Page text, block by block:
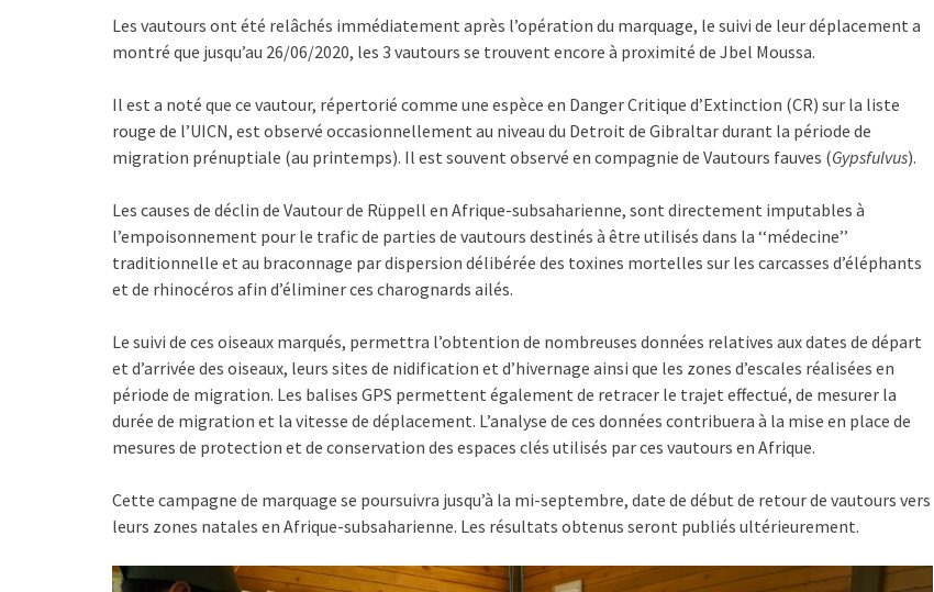
Les vautours ont été relâchés immédiatement après l’opération du marquage, le suivi de leur déplacement a
montré que jusqu’au 26/06/2020, les 3 vautours se trouvent encore à proximité de Jbel Moussa.
Il est a noté que ce vautour, répertorié comme une espèce en Danger Critique d’Extinction (CR) sur la liste
rouge de l’UICN, est observé occasionnellement au niveau du Detroit de Gibraltar durant la période de
migration prénuptiale (au printemps). Il est souvent observé en compagnie de Vautours fauves (Gypsfulvus).
Les causes de déclin de Vautour de Rüppell en Afrique-subsaharienne, sont directement imputables à
l’empoisonnement pour le trafic de parties de vautours destinés à être utilisés dans la ‘‘médecine’’
traditionnelle et au braconnage par dispersion délibérée des toxines mortelles sur les carcasses d’éléphants
et de rhinocéros afin d’éliminer ces charognards ailés.
Le suivi de ces oiseaux marqués, permettra l’obtention de nombreuses données relatives aux dates de départ
et d’arrivée des oiseaux, leurs sites de nidification et d’hivernage ainsi que les zones d’escales réalisées en
période de migration. Les balises GPS permettent également de retracer le trajet effectué, de mesurer la
durée de migration et la vitesse de déplacement. L’analyse de ces données contribuera à la mise en place de
mesures de protection et de conservation des espaces clés utilisés par ces vautours en Afrique.
Cette campagne de marquage se poursuivra jusqu’à la mi-septembre, date de début de retour de vautours vers
leurs zones natales en Afrique-subsaharienne. Les résultats obtenus seront publiés ultérieurement.